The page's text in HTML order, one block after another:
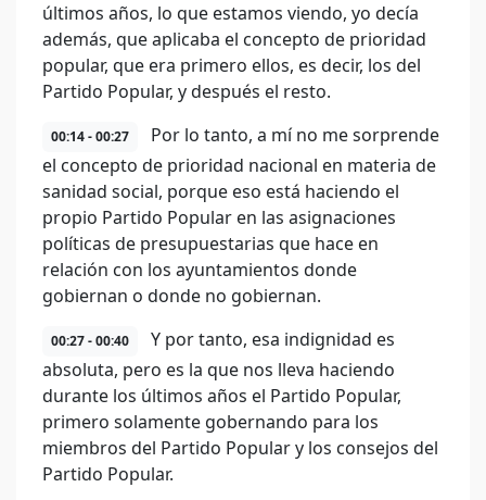
últimos años, lo que estamos viendo, yo decía
además, que aplicaba el concepto de prioridad
popular, que era primero ellos, es decir, los del
Partido Popular, y después el resto.
00:14 - 00:27
Por lo tanto, a mí no me sorprende
el concepto de prioridad nacional en materia de
sanidad social, porque eso está haciendo el
propio Partido Popular en las asignaciones
políticas de presupuestarias que hace en
relación con los ayuntamientos donde
gobiernan o donde no gobiernan.
00:27 - 00:40
Y por tanto, esa indignidad es
absoluta, pero es la que nos lleva haciendo
durante los últimos años el Partido Popular,
primero solamente gobernando para los
miembros del Partido Popular y los consejos del
Partido Popular.